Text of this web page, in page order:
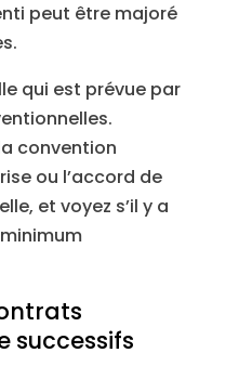
peut être majoré
qui est prévue par
convention
ou l’accord de
et voyez s’il y a
successifs